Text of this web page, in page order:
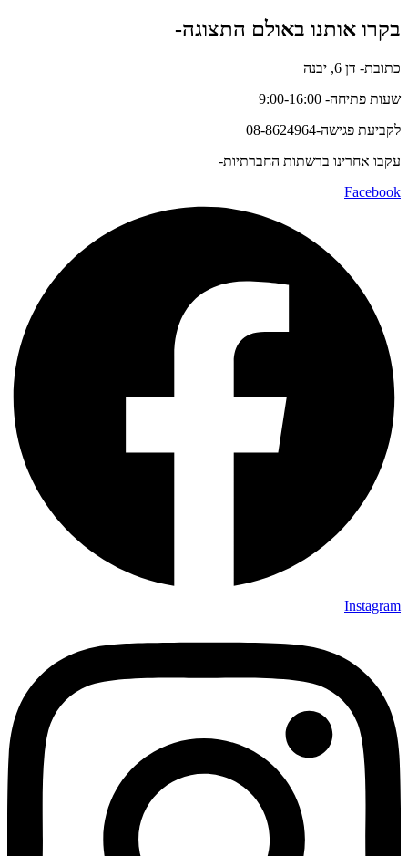
בקרו אותנו באולם התצוגה-
כתובת- דן 6, יבנה
שעות פתיחה- 9:00-16:00
לקביעת פגישה-08-8624964
עקבו אחרינו ברשתות החברתיות-
Facebook
Instagram